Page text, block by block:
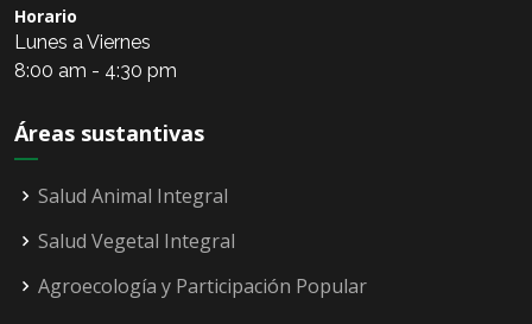
Horario
Lunes a Viernes
8:00 am - 4:30 pm
Áreas sustantivas
Salud Animal Integral
Salud Vegetal Integral
Agroecología y Participación Popular